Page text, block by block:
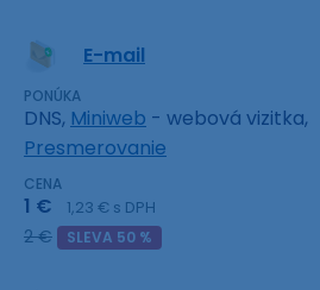
E-mail
PONÚKA
DNS, Miniweb - webová vizitka,
Presmerovanie
CENA
1 € 1,23 € s DPH
2 € SLEVA 50 %